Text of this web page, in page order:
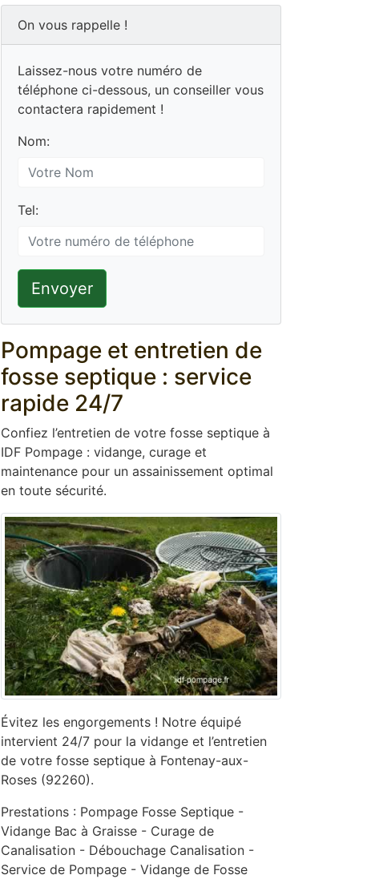
On vous rappelle !
Laissez-nous votre numéro de
téléphone ci-dessous, un conseiller vous
contactera rapidement !
Nom:
Tel:
Envoyer
Pompage et entretien de
fosse septique : service
rapide 24/7
Confiez l’entretien de votre fosse septique à
IDF Pompage : vidange, curage et
maintenance pour un assainissement optimal
en toute sécurité.
Évitez les engorgements ! Notre équipé
intervient 24/7 pour la vidange et l’entretien
de votre fosse septique à Fontenay-aux-
Roses (92260).
Prestations : Pompage Fosse Septique -
Vidange Bac à Graisse - Curage de
Canalisation - ‎Débouchage Canalisation -
‎Service de Pompage - ‎Vidange de Fosse